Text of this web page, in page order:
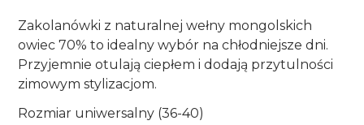
Zakolanówki z naturalnej wełny mongolskich
owiec 70% to idealny wybór na chłodniejsze dni.
Przyjemnie otulają ciepłem i dodają przytulności
zimowym stylizacjom.
Rozmiar uniwersalny (36-40)